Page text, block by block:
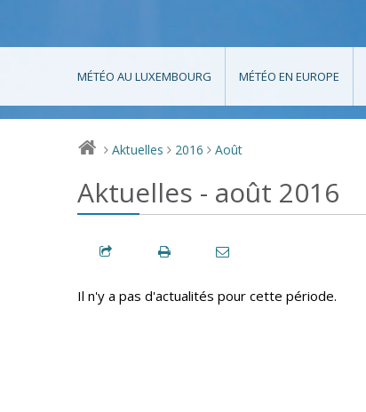
MÉTÉO AU LUXEMBOURG MÉTÉO EN EUROPE
> Aktuelles > 2016 > Août
Aktuelles - août 2016
Il n'y a pas d'actualités pour cette période.